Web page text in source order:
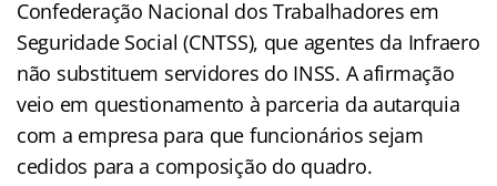
Confederação Nacional dos Trabalhadores em
Seguridade Social (CNTSS), que agentes da Infraero
não substituem servidores do INSS. A afirmação
veio em questionamento à parceria da autarquia
com a empresa para que funcionários sejam
cedidos para a composição do quadro.